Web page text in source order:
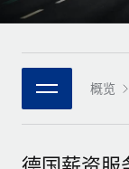
团队的内置
连接 新的
使用我们的
与我们携手合作
战略技术
人力资源术语表
核对表和模板
职位描述库
网络研讨会
活动
Italiano
Português
日本語
한국어
概览